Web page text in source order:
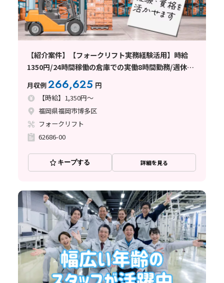
【紹介案件】【フォークリフト実務経験活用】時給
1350円/24時間稼働の倉庫での実働8時間勤務/週休2
日シフト制
月収例266,625 円
【時給】1,350円～
福岡県福岡市博多区
フォークリフト
62686-00
キープする 詳細を見る